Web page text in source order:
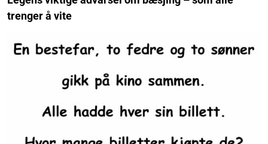
trenger å vite